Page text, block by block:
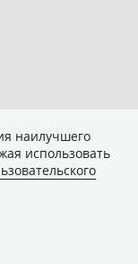
наилучшего
использовать